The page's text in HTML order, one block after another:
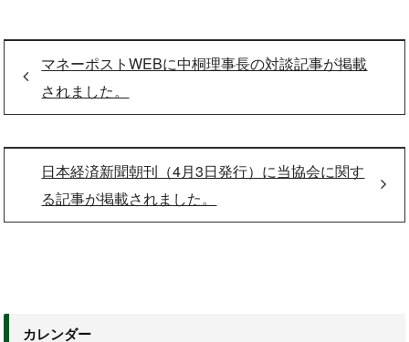
マネーポストWEBに中桐理事長の対談記事が掲載
されました。
日本経済新聞朝刊（4月3日発行）に当協会に関す
る記事が掲載されました。
カレンダー